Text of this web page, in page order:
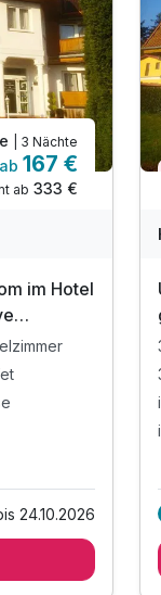
| 3 Nächte
ab 167 €
ab 333 €
im Hotel
24.10.2026